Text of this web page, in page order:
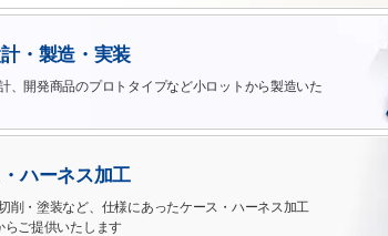
・製造・実装
、開発商品のプロトタイプなど小ロットから製造いた
ハーネス加工
削・塗装など、仕様にあったケース・ハーネス加工
らご提供いたします